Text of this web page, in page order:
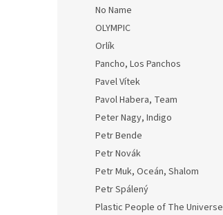
No Name
OLYMPIC
Orlík
Pancho, Los Panchos
Pavel Vítek
Pavol Habera, Team
Peter Nagy, Indigo
Petr Bende
Petr Novák
Petr Muk, Oceán, Shalom
Petr Spálený
Plastic People of The Universe